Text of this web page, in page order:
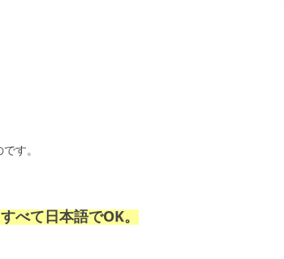
す。
べて日本語でOK。